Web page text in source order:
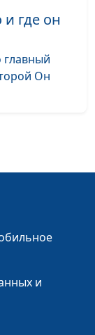
где он
главный
Он
и